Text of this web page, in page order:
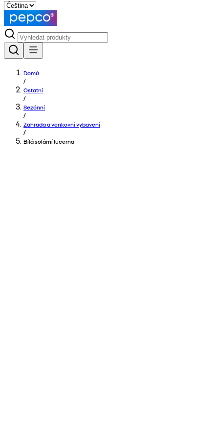
Domů
/
Ostatní
/
Sezónní
/
Zahrada a venkovní vybavení
/
Bílá solární lucerna